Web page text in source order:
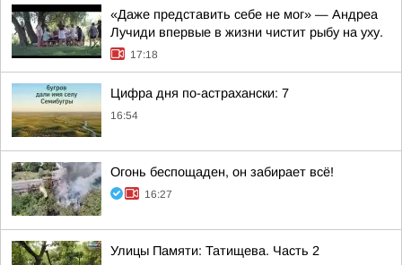
«Даже представить себе не мог» — Андреа
Лучиди впервые в жизни чистит рыбу на уху.
17:18
Цифра дня по-астрахански: 7
16:54
Огонь беспощаден, он забирает всё!
16:27
Улицы Памяти: Татищева. Часть 2